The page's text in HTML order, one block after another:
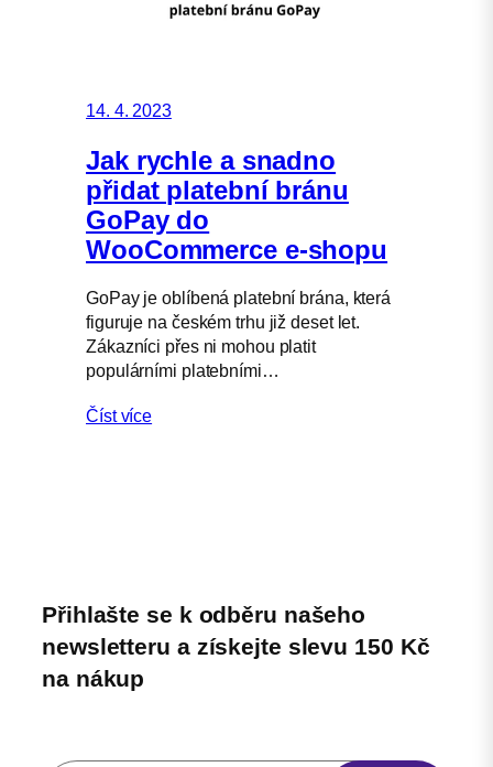
14. 4. 2023
Jak rychle a snadno
přidat platební bránu
GoPay do
WooCommerce e-shopu
GoPay je oblíbená platební brána, která
figuruje na českém trhu již deset let.
Zákazníci přes ni mohou platit
populárními platebními…
Číst více
Přihlašte se k odběru našeho
newsletteru a získejte slevu 150 Kč
na nákup